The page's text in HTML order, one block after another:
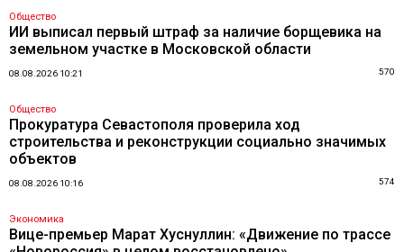
Общество
ИИ выписал первый штраф за наличие борщевика на
земельном участке в Московской области
08.08.2026 10:21 570
Общество
Прокуратура Севастополя проверила ход
строительства и реконструкции социально значимых
объектов
08.08.2026 10:16 574
Экономика
Вице-премьер Марат Хуснуллин: «Движение по трассе